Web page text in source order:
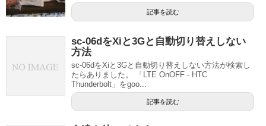
記事を読む
sc-06dをXiと3Gと自動切り替えしない
方法
sc-06dをXiと3Gと自動切り替えしない方法が検索し
たらありました。 「LTE OnOFF - HTC
Thunderbolt」をgoo...
記事を読む